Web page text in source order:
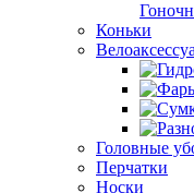
Коньки
Головные
Перчатки
Носки